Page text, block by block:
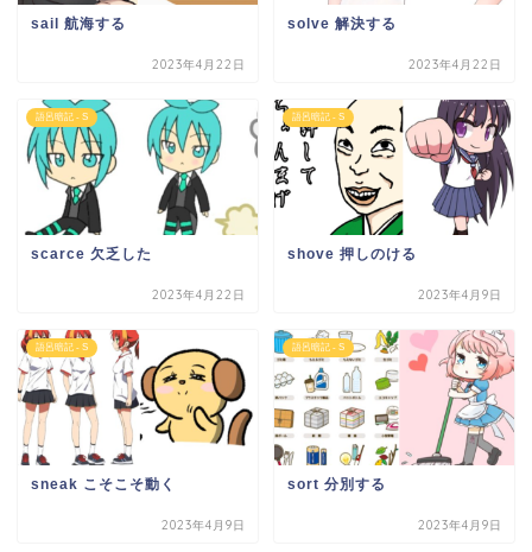
sail 航海する
2023年4月22日
solve 解決する
2023年4月22日
語呂暗記 - S
scarce 欠乏した
2023年4月22日
語呂暗記 - S
shove 押しのける
2023年4月9日
語呂暗記 - S
sneak こそこそ動く
2023年4月9日
語呂暗記 - S
sort 分別する
2023年4月9日